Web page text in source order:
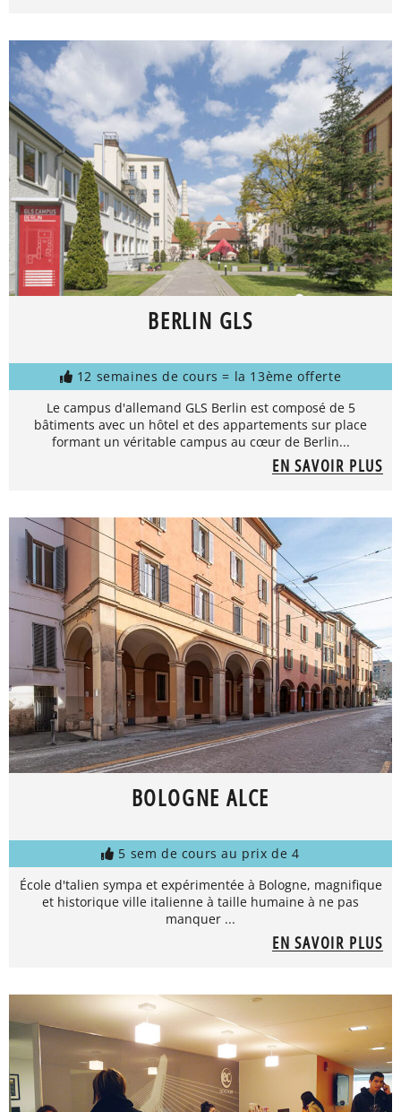
BERLIN GLS
12 semaines de cours = la 13ème offerte
Le campus d'allemand GLS Berlin est composé de 5
bâtiments avec un hôtel et des appartements sur place
formant un véritable campus au cœur de Berlin...
EN SAVOIR PLUS
BOLOGNE ALCE
5 sem de cours au prix de 4
École d'talien sympa et expérimentée à Bologne, magnifique
et historique ville italienne à taille humaine à ne pas
manquer ...
EN SAVOIR PLUS